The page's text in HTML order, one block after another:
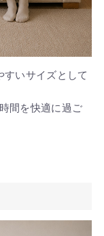
いサイズとして
間を快適に過ご